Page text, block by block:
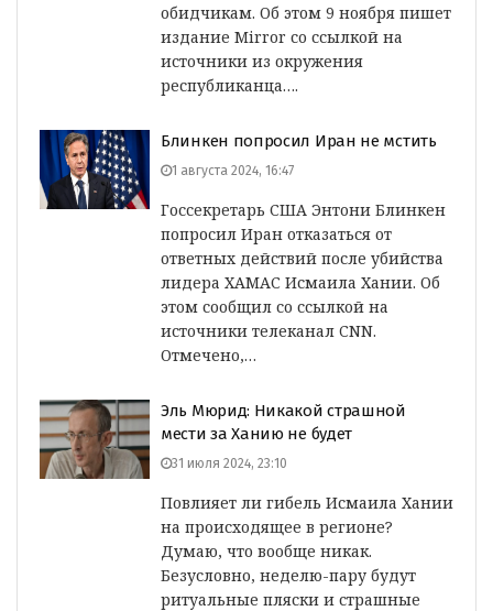
обидчикам. Об этом 9 ноября пишет
издание Mirror со ссылкой на
источники из окружения
республиканца….
Блинкен попросил Иран не мстить
1 августа 2024, 16:47
Госсекретарь США Энтони Блинкен
попросил Иран отказаться от
ответных действий после убийства
лидера ХАМАС Исмаила Хании. Об
этом сообщил со ссылкой на
источники телеканал CNN.
Отмечено,…
Эль Мюрид: Никакой страшной
мести за Ханию не будет
31 июля 2024, 23:10
Повлияет ли гибель Исмаила Хании
на происходящее в регионе?
Думаю, что вообще никак.
Безусловно, неделю-пару будут
ритуальные пляски и страшные